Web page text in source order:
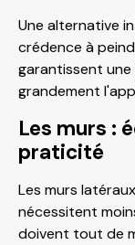
Une alternative
crédence à
garantissent
grandement
Les murs :
praticité
Les murs
nécessitent
doivent tout de